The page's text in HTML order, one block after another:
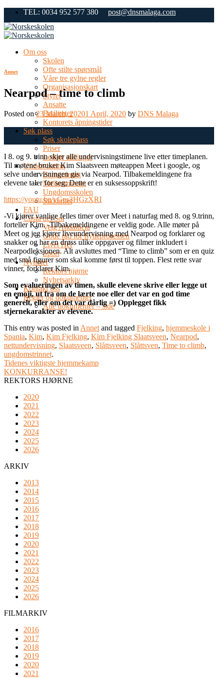
Skip
content
TEL: 0034 952 577 380 post@dnsmalaga.com
Om oss
Skolen
Ofte stilte spørsmål
Våre tre gylne regler
Organisasjonskart
Styret
Ansatte
Fasiliteter
Kontorets åpningstider
Søk plass
Søk skoleplass
Priser
Ledige stillinger
Undervisning
Barnetrinnet
Mellomtrinnet
Ungdomsskolen
Sikkerhet
FAU
Costa del Sol
Velg Andalucia
Gode råd for flytteprosessen
Livet Her
Sport
Nyheter
Rektors hjørne
Nyhetsarkiv
Kontakt oss
Regler og dokumenter
Alle dokumenter – side
Annet
Nearpod – time to climb
Posted on23 March, 20201 April, 2020 by DNS Malaga
I 8. og 9. trinn skjer alle undervisningstimene live etter timeplanen.
Til møtene bruker Kim Slaatsveen møteappen Meet i google, og
selve undervisningen gis via Nearpod. Tilbakemeldingene fra
elevene taler for seg; Dette er en suksessoppskrift!
https://youtu.be/yGes3HGzXRI
-Vi kjører vanlige felles timer over Meet i naturfag med 8. og 9.trinn,
forteller Kim. -Tilbakemeldingene er veldig gode. Alle møter på
Meet og jeg kjører liveundervisning med Nearpod og forklarer og
snakker og har en drøss ulike oppgaver og filmer inkludert i
Nearpodleksjonen. Alt avsluttes med “Time to climb” som er en quiz
med små figurer som skal komme først til toppen. Flest rette svar
vinner, forklarer Kim.
Som evalueringen av timen, skulle elevene skrive eller legge ut
en emoji, ut fra om de lærte noe eller det var en god time
generelt, eller om det var dårlig =) Opplegget fikk
stjernekarakter av elevene.
This entry was posted in Annet and tagged Fjelking, hjemmeskole i
Spania, Kim, Kim Fjelking, Kim Fjelking Slaatsveen, Nearpod,
nettundervisning, Slaatsveen, Slåttsveen, Slåttsven, Time to climb,
ungdomstrinnet.
Tidenes viktigste hjemmekamp
KONKURRANSE!
REKTORS HJØRNE
2020
2021
2022
2023
2024
2025
2026
ARKIV
2013
2014
2015
2016
2017
2018
2019
2020
2021
2022
2023
2024
2025
2026
FILMARKIV
2016
2017
2018
2019
2020
2021